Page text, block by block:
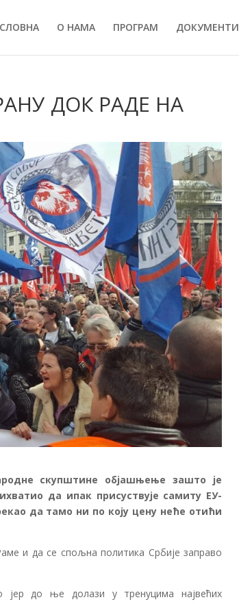
О НАМА ПРОГРАМ ДОКУМЕНТИ
ДОК РАДЕ НА
скупштине објашњење зашто је
да ипак присуствује самиту ЕУ-
да тамо ни по коју цену неће отићи
и да се спољна политика Србије заправо
јер до ње долази у тренуцима највећих